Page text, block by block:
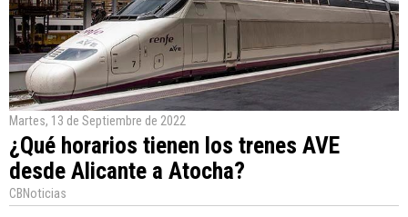
Martes, 13 de Septiembre de 2022
¿Qué horarios tienen los trenes AVE
desde Alicante a Atocha?
CBNoticias